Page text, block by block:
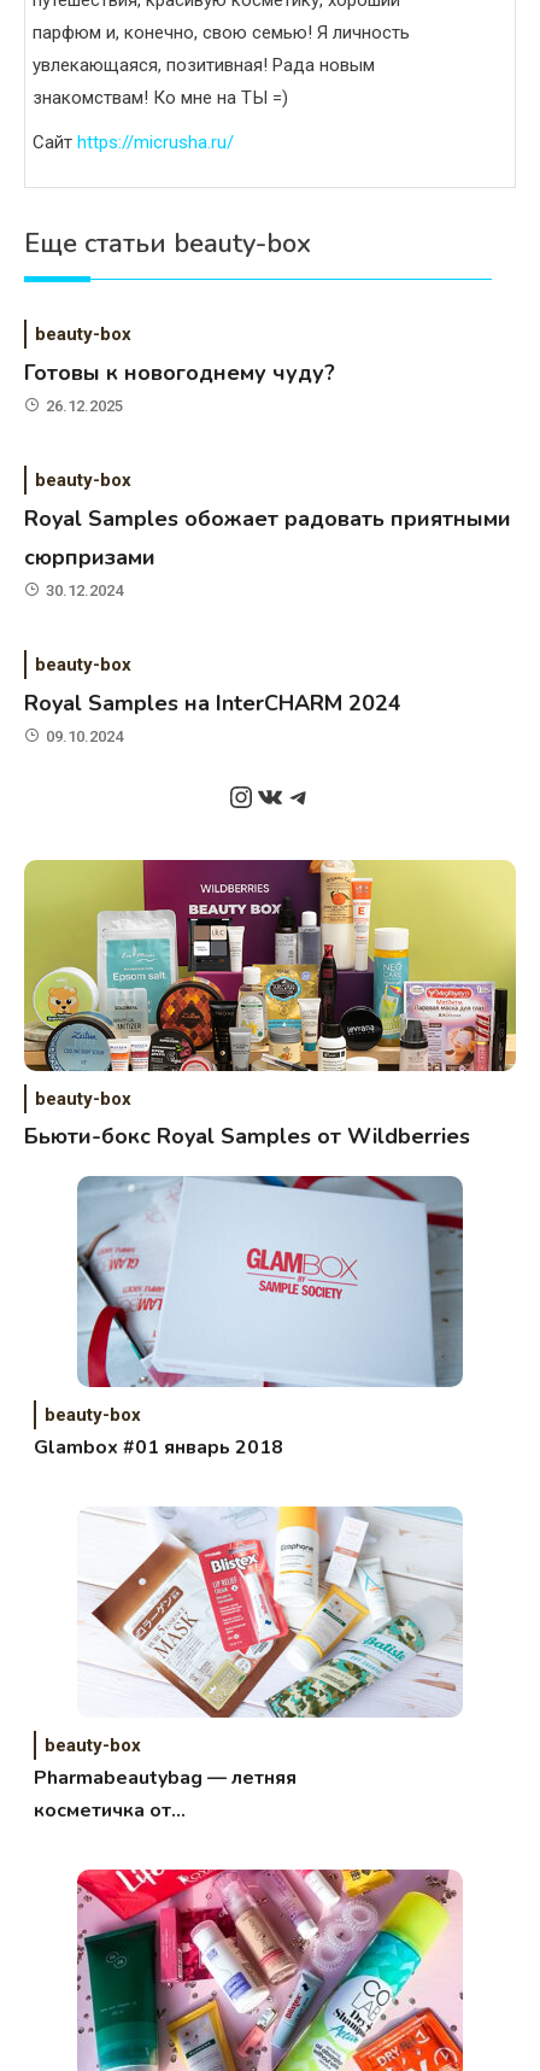
парфюм и, конечно, свою семью! Я личность
увлекающаяся, позитивная! Рада новым
знакомствам! Ко мне на ТЫ =)
Сайт https://micrusha.ru/
Еще статьи beauty-box
beauty-box
Готовы к новогоднему чуду?
26.12.2025
beauty-box
Royal Samples обожает радовать приятными
сюрпризами
30.12.2024
beauty-box
Royal Samples на InterCHARM 2024
09.10.2024
Instagram
ВКонтакте
Telegram
beauty-box
Бьюти-бокс Royal Samples от Wildberries
beauty-box
Glambox #01 январь 2018
beauty-box
Pharmabeautybag — летняя
косметичка от